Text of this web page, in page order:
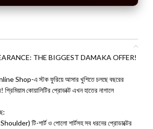
THE BIGGEST DAMAKA OFFER!
Shop-এ স্টক ফুরিয়ে আসার খুশিতে চলছে বছরের
কোয়ালিটির প্রোডাক্ট এখন হাতের নাগালে
টি-শার্ট ও পোলো শার্টসহ সব ধরনের প্রোডাক্টের